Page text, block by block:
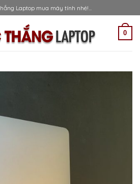
Laptop mua máy tính nhé!...
0